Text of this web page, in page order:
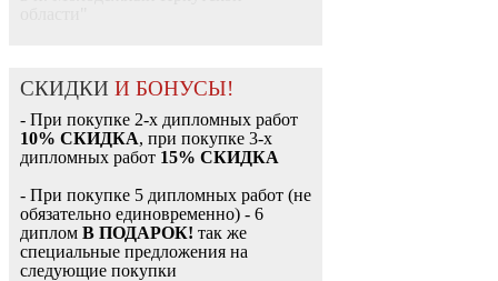
СКИДКИ И БОНУСЫ!
- При покупке 2-х дипломных работ
10% СКИДКА, при покупке 3-х
дипломных работ 15% СКИДКА
- При покупке 5 дипломных работ (не
обязательно единовременно) - 6
диплом В ПОДАРОК! так же
специальные предложения на
следующие покупки